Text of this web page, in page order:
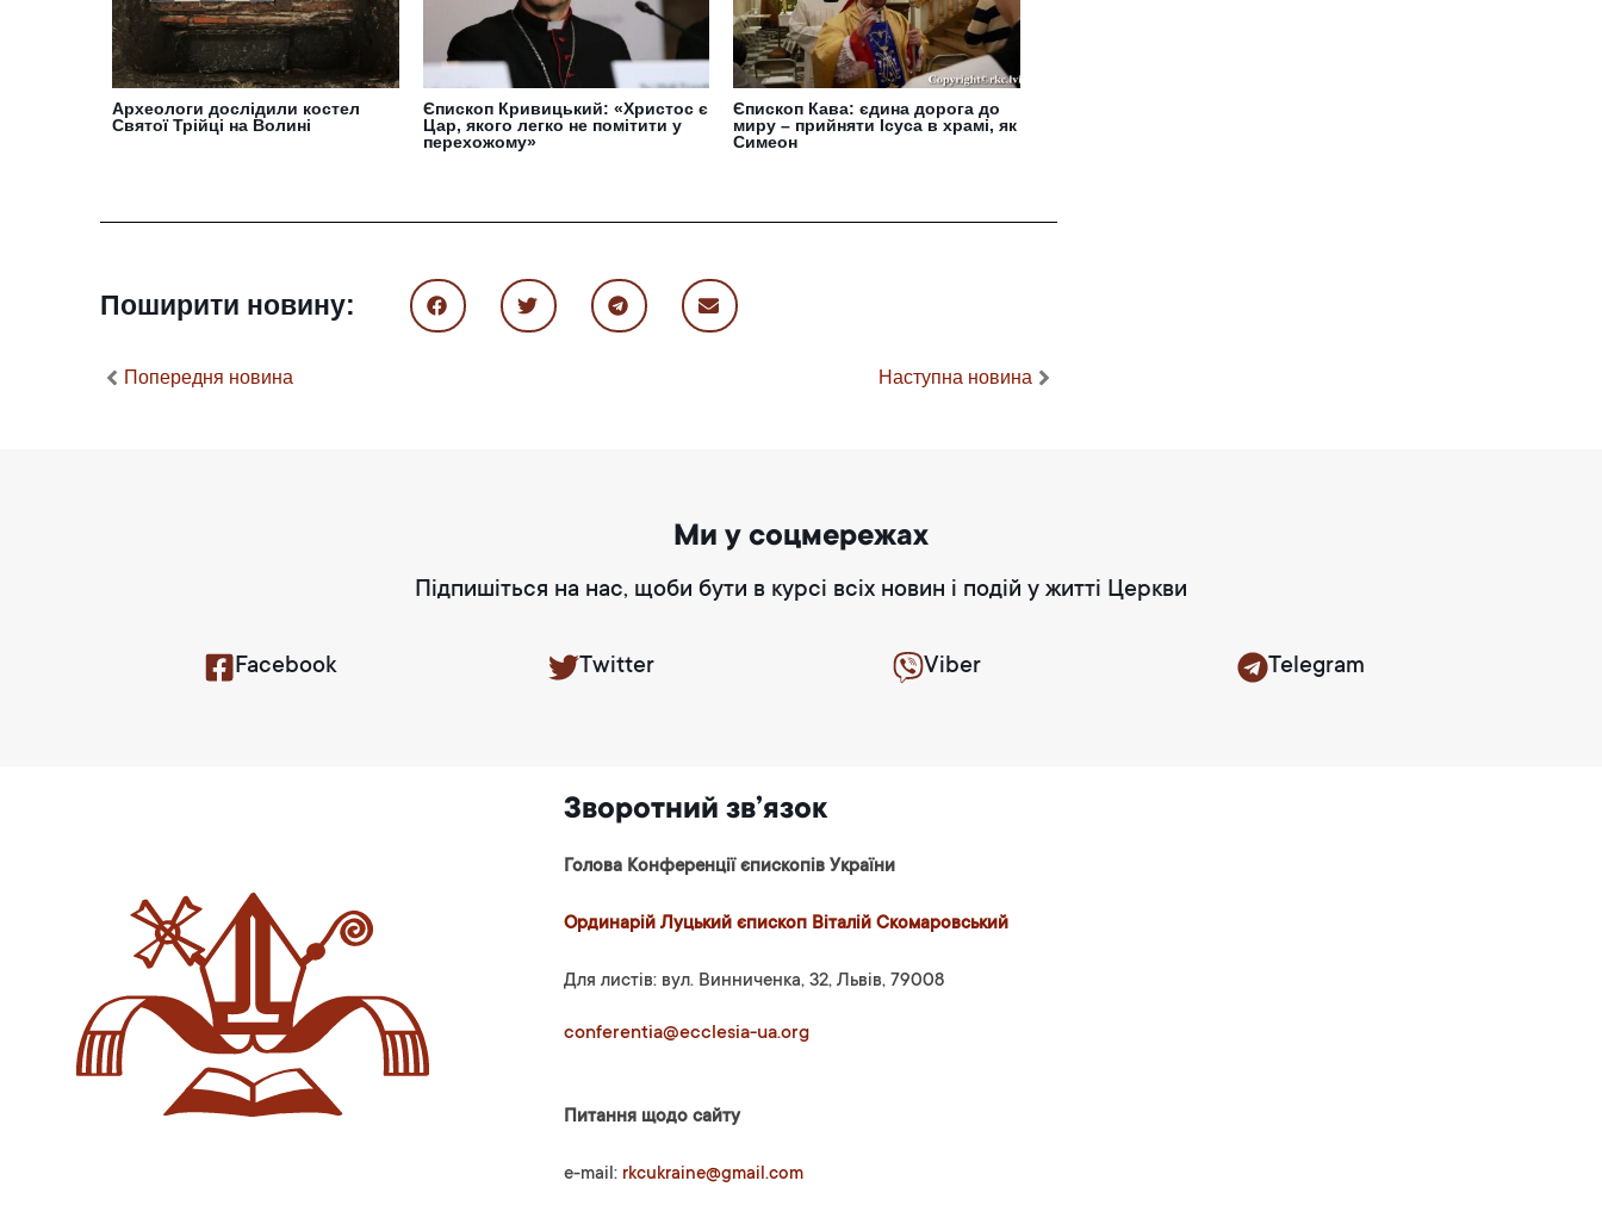
Археологи дослідили костел
Святої Трійці на Волині
Єпископ Кривицький: «Христос є
Цар, якого легко не помітити у
перехожому»
Єпископ Кава: єдина дорога до
миру – прийняти Ісуса в храмі, як
Симеон
Поширити новину:
Попередня новина Наступна новина
Ми у соцмережах
Підпишіться на нас, щоби бути в курсі всіх новин і подій у житті Церкви
Facebook Twitter Viber Telegram
Зворотний зв’язок
Голова Конференції єпископів України
Ординарій Луцький єпископ Віталій Скомаровський
Для листів: вул. Винниченка, 32, Львів, 79008
conferentia@ecclesia-ua.org
Питання щодо сайту
e-mail: rkcukraine@gmail.com